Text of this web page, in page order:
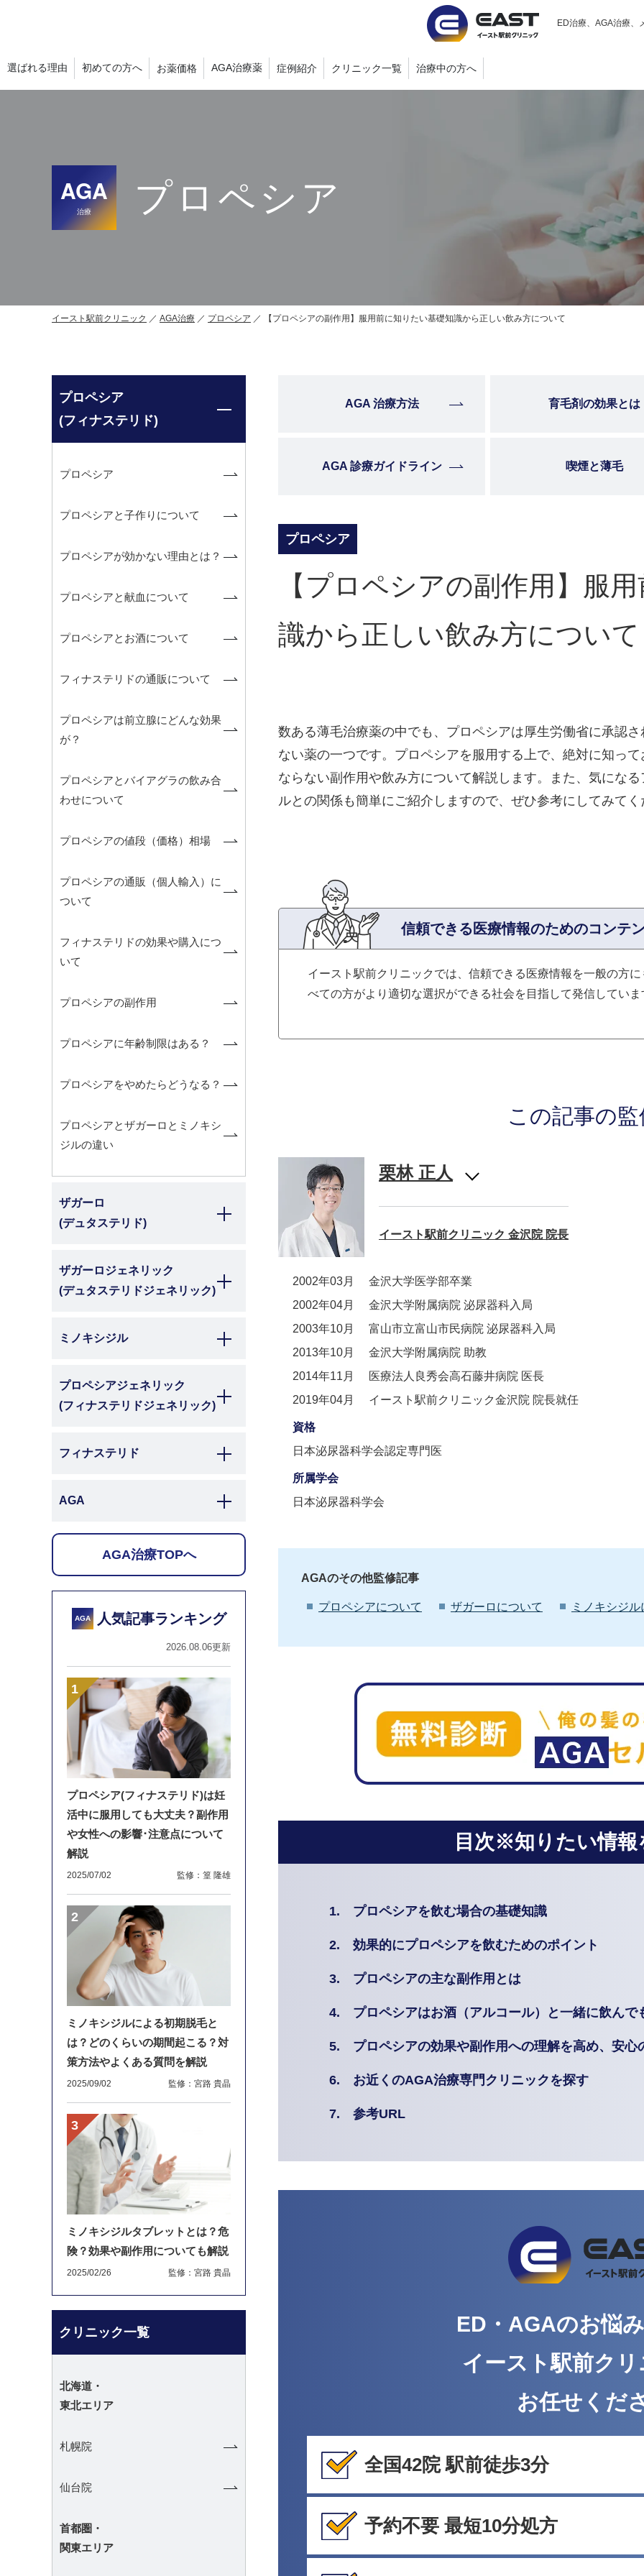
ED治療、AGA治療、
選ばれる理由 初めての方へ お薬価格 AGA治療薬 症例紹介 クリニック一覧 治療中の方へ
AGA
治療 プロペシア
イースト駅前クリニック AGA治療 プロペシア 【プロペシアの副作用】服用前に知りたい基礎知識から正しい飲み方について
プロペシア
(フィナステリド)
プロペシア
プロペシアと子作りについて
プロペシアが効かない理由とは？
プロペシアと献血について
プロペシアとお酒について
フィナステリドの通販について
プロペシアは前立腺にどんな効果
が？
プロペシアとバイアグラの飲み合
わせについて
プロペシアの値段（価格）相場
プロペシアの通販（個人輸入）に
ついて
フィナステリドの効果や購入につ
いて
プロペシアの副作用
プロペシアに年齢制限はある？
プロペシアをやめたらどうなる？
プロペシアとザガーロとミノキシ
ジルの違い
ザガーロ
(デュタステリド)
ザガーロジェネリック
(デュタステリドジェネリック)
ミノキシジル
プロペシアジェネリック
(フィナステリドジェネリック)
フィナステリド
AGA
AGA治療TOPへ
AGA 人気記事ランキング
2026.08.06更新
プロペシア(フィナステリド)は妊
活中に服用しても大丈夫？副作用
や女性への影響･注意点について
解説
2025/07/02 監修：篁 隆雄
ミノキシジルによる初期脱毛と
は？どのくらいの期間起こる？対
策方法やよくある質問を解説
2025/09/02 監修：宮路 貴晶
ミノキシジルタブレットとは？危
険？効果や副作用についても解説
2025/02/26 監修：宮路 貴晶
クリニック一覧
北海道・
東北エリア
札幌院
仙台院
首都圏・
関東エリア
AGA 治療方法 育毛剤の効果とは
AGA 診療ガイドライン 喫煙と薄毛
プロペシア
【プロペシアの副作用】服
識から正しい飲み方について
数ある薄毛治療薬の中でも、プロペシアは厚生労働省に承認さ
ない薬の一つです。プロペシアを服用する上で、絶対に知って
ならない副作用や飲み方について解説します。また、気になる
ルとの関係も簡単にご紹介しますので、ぜひ参考にしてみてく
信頼できる医療情報のためのコンテ
イースト駅前クリニックでは、信頼できる医療情報を一般の方
べての方がより適切な選択ができる社会を目指して発信していま
この記事の監
栗林 正人
イースト駅前クリニック 金沢院 院長
2002年03月
金沢大学医学部卒業
2002年04月
金沢大学附属病院 泌尿器科入局
2003年10月
富山市立富山市民病院 泌尿器科入局
2013年10月
金沢大学附属病院 助教
2014年11月
医療法人良秀会高石藤井病院 医長
2019年04月
イースト駅前クリニック金沢院 院長就任
資格
日本泌尿器科学会認定専門医
所属学会
日本泌尿器科学会
AGAのその他監修記事
プロペシアについて ザガーロについて ミノキシジ
目次※知りたい情報
1. プロペシアを飲む場合の基礎知識
2. 効果的にプロペシアを飲むためのポイント
3. プロペシアの主な副作用とは
4. プロペシアはお酒（アルコール）と一緒に飲んで
5. プロペシアの効果や副作用への理解を高め、安心
6. お近くのAGA治療専門クリニックを探す
7. 参考URL
ED・AGAのお悩
イースト駅前ク
お任せくだ
全国42院 駅前徒歩3分
予約不要 最短10分処方